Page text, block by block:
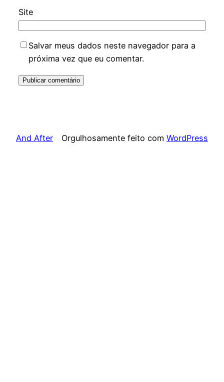
Site
Salvar meus dados neste navegador para a
próxima vez que eu comentar.
And After Orgulhosamente feito com WordPress